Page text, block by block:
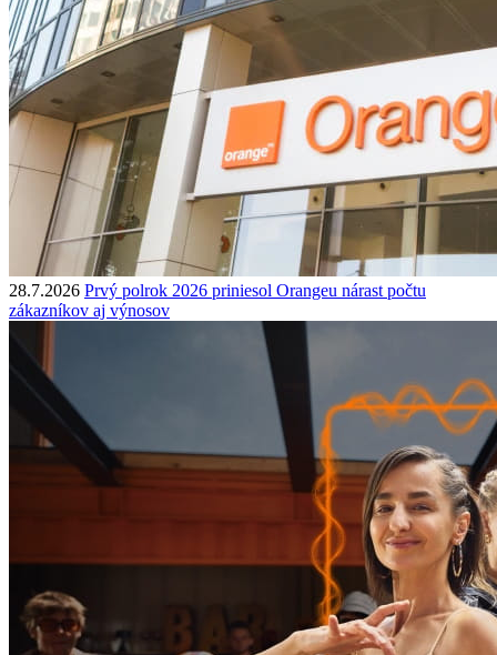
28.7.2026 Prvý polrok 2026 priniesol Orangeu nárast počtu
zákazníkov aj výnosov